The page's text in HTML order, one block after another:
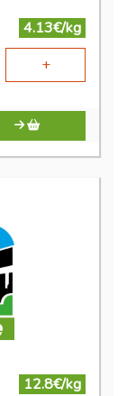
4.13€/kg
+
12.8€/kg